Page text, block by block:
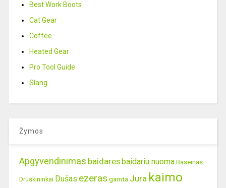
Best Work Boots
Cat Gear
Coffee
Heated Gear
Pro Tool Guide
Slang
Žymos
Apgyvendinimas baidaresbaidariu nuoma Baseinas
Druskininkai Dušas ezeras gamta Jura kaimo